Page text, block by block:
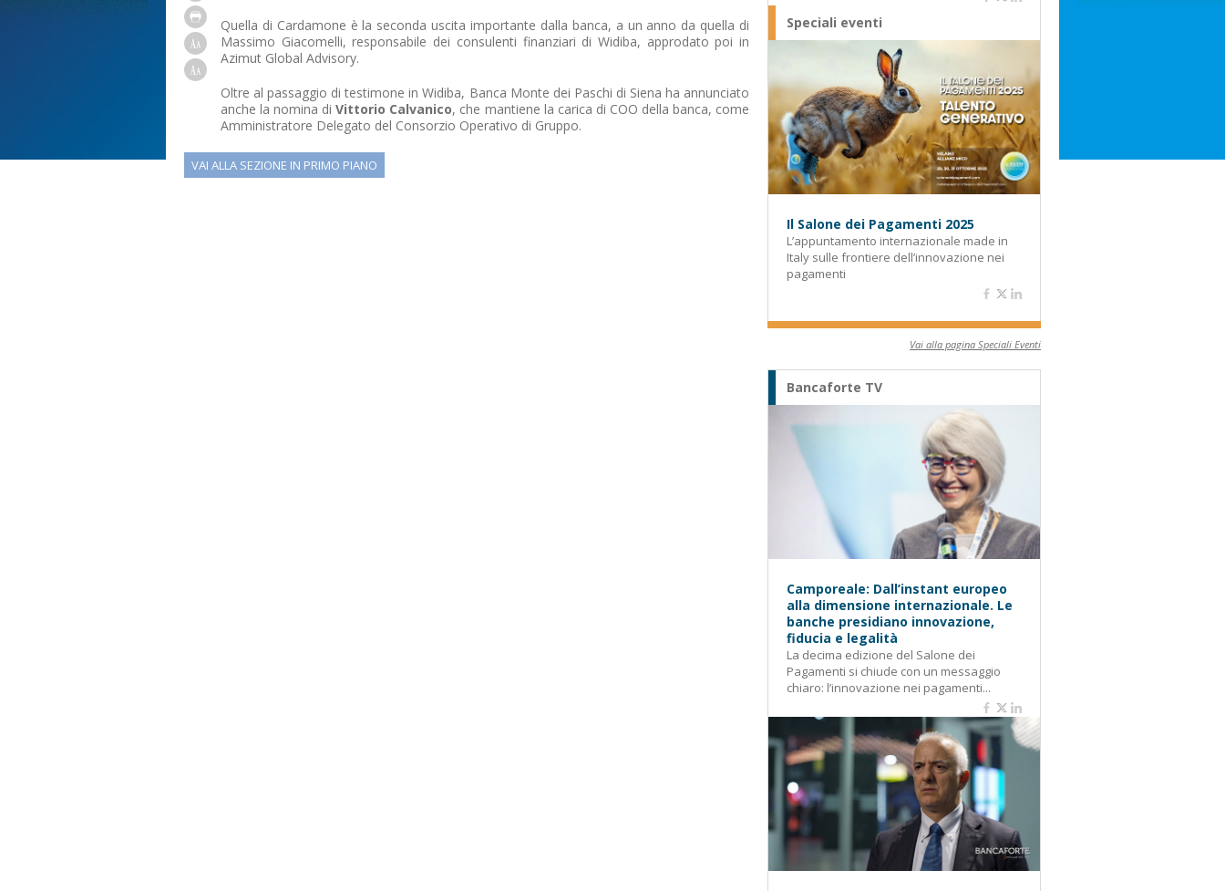
Quella di Cardamone è la seconda uscita importante dalla banca, a un anno da quella di
Massimo Giacomelli, responsabile dei consulenti finanziari di Widiba, approdato poi in
Azimut Global Advisory.
Oltre al passaggio di testimone in Widiba, Banca Monte dei Paschi di Siena ha annunciato
anche la nomina diVittorio Calvanico, che mantiene la carica di COO della banca, come
Amministratore Delegato del Consorzio Operativo di Gruppo.
VAI ALLA SEZIONE IN PRIMO PIANO
Speciali eventi
Il Salone dei Pagamenti 2025
L’appuntamento internazionale made in
Italy sulle frontiere dell’innovazione nei
pagamenti
Vai alla pagina Speciali Eventi
Bancaforte TV
Camporeale: Dall’instant europeo
alla dimensione internazionale. Le
banche presidiano innovazione,
fiducia e legalità
La decima edizione del Salone dei
Pagamenti si chiude con un messaggio
chiaro: l’innovazione nei pagamenti...